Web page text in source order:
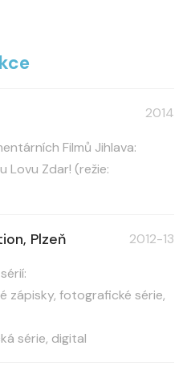
2014
Filmů Jihlava:
Lovu Zdar! (režie:
Plzeň 2012-13
zápisky, fotografické série,
série, digital